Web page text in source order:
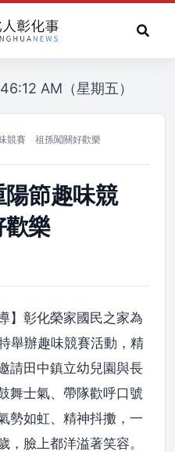
AM（星期五）
競賽 祖孫闖關好歡樂
節趣味競
樂
】彰化榮家國民之家為
舉辦趣味競賽活動，精
請田中鎮立幼兒園與長
舞士氣、帶隊歡呼口號
勢如虹、精神抖擻，一
，臉上都洋溢著笑容。